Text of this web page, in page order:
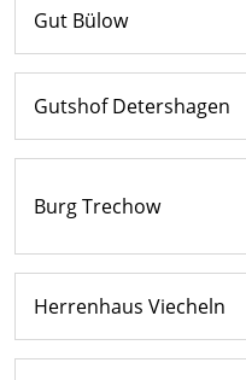
Gut Bülow
Gutshof Detershagen
Burg Trechow
Herrenhaus Viecheln